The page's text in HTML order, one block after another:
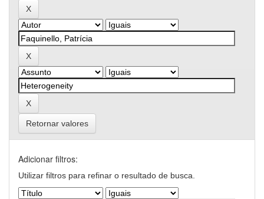
Retornar valores
Adicionar filtros:
Utilizar filtros para refinar o resultado de busca.